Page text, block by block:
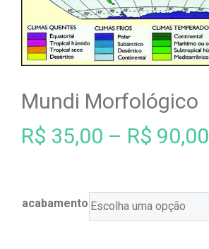
Mundi Morfológico
R$ 35,00 – R$ 90,00
acabamento